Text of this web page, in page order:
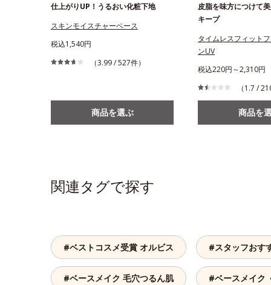
仕上がりUP！うるおい化粧下地
スキンモイスチャーベース
税込1,540円
（3.99 / 527件）
商品を選ぶ
皮脂を味方につけて
キープ
タイムレスフィット
ンUV
税込220円～2,310円
（1.7 /
商品を
関連タグで探す
#ベストコスメ受賞 オルビス #スタッフおす
#ベースメイク 毛穴つるん肌 #ベースメイク